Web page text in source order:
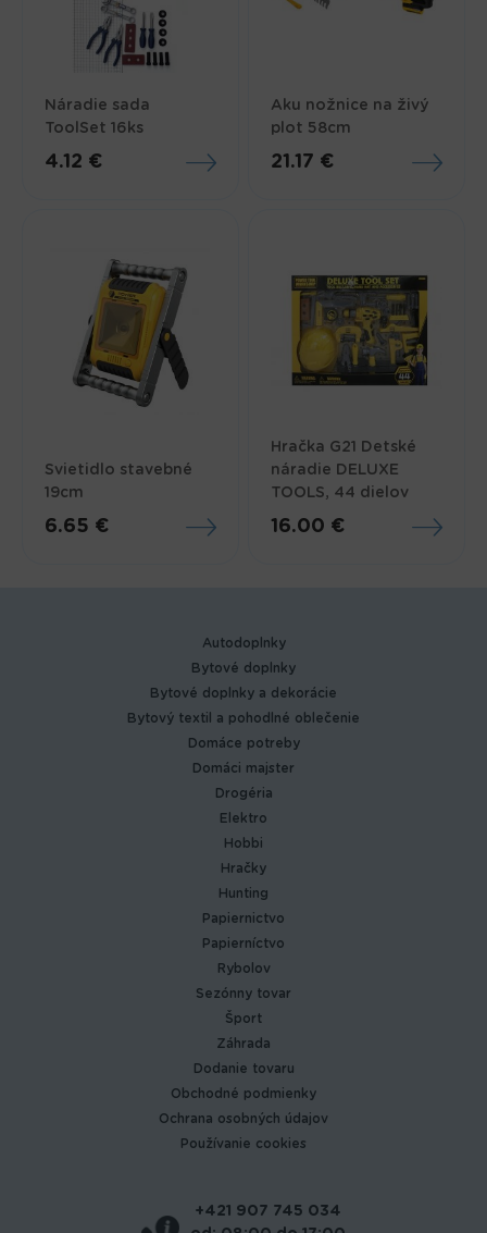
Náradie sada
ToolSet 16ks
4.12 €
Aku nožnice na živý
plot 58cm
21.17 €
Svietidlo stavebné
19cm
6.65 €
Hračka G21 Detské
náradie DELUXE
TOOLS, 44 dielov
16.00 €
Autodoplnky
Bytové doplnky
Bytové doplnky a dekorácie
Bytový textil a pohodlné oblečenie
Domáce potreby
Domáci majster
Drogéria
Elektro
Hobbi
Hračky
Hunting
Papiernictvo
Papierníctvo
Rybolov
Sezónny tovar
Šport
Záhrada
Dodanie tovaru
Obchodné podmienky
Ochrana osobných údajov
Používanie cookies
+421 907 745 034